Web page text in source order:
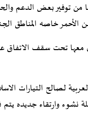
من توفير بعض الدعم
خاصه المناطق
معها تحت سقف الاتفاق
لصالح التيارات
نشوء وارتقاء جديده يتم